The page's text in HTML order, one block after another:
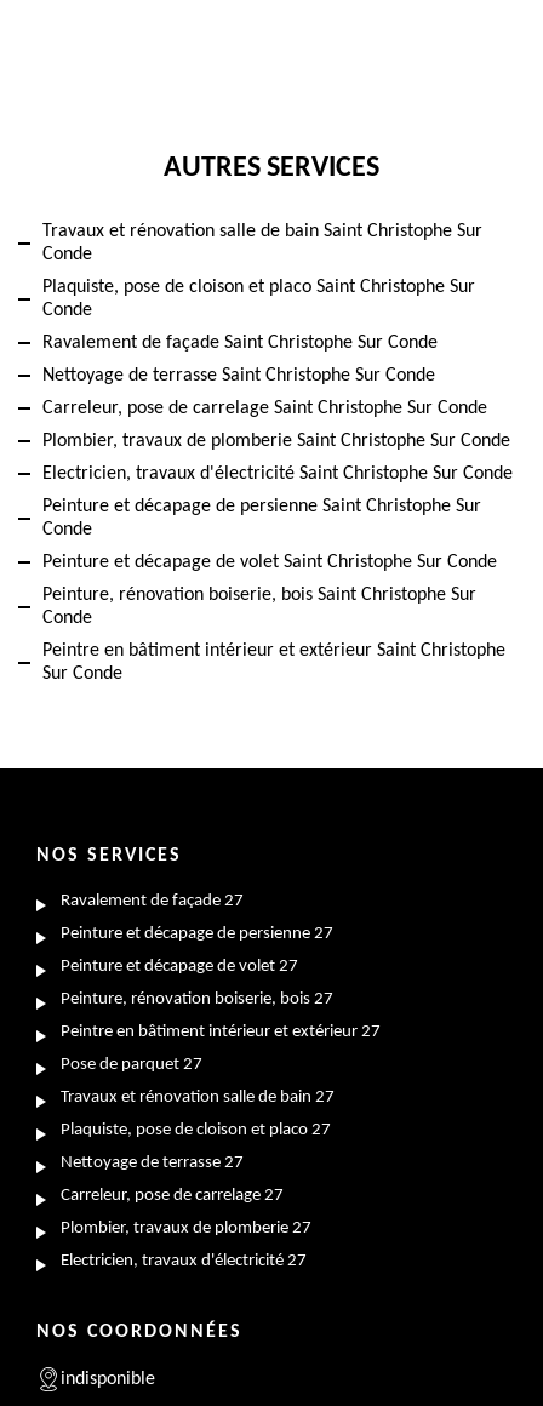
AUTRES SERVICES
Travaux et rénovation salle de bain Saint Christophe Sur
Conde
Plaquiste, pose de cloison et placo Saint Christophe Sur
Conde
Ravalement de façade Saint Christophe Sur Conde
Nettoyage de terrasse Saint Christophe Sur Conde
Carreleur, pose de carrelage Saint Christophe Sur Conde
Plombier, travaux de plomberie Saint Christophe Sur Conde
Electricien, travaux d'électricité Saint Christophe Sur Conde
Peinture et décapage de persienne Saint Christophe Sur
Conde
Peinture et décapage de volet Saint Christophe Sur Conde
Peinture, rénovation boiserie, bois Saint Christophe Sur
Conde
Peintre en bâtiment intérieur et extérieur Saint Christophe
Sur Conde
NOS SERVICES
Ravalement de façade 27
Peinture et décapage de persienne 27
Peinture et décapage de volet 27
Peinture, rénovation boiserie, bois 27
Peintre en bâtiment intérieur et extérieur 27
Pose de parquet 27
Travaux et rénovation salle de bain 27
Plaquiste, pose de cloison et placo 27
Nettoyage de terrasse 27
Carreleur, pose de carrelage 27
Plombier, travaux de plomberie 27
Electricien, travaux d'électricité 27
NOS COORDONNÉES
indisponible